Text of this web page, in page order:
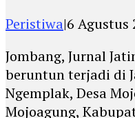
Peristiwa|6 Agustus
Jombang, Jurnal
beruntun terjadi di
Ngemplak, Desa
Mojoagung,